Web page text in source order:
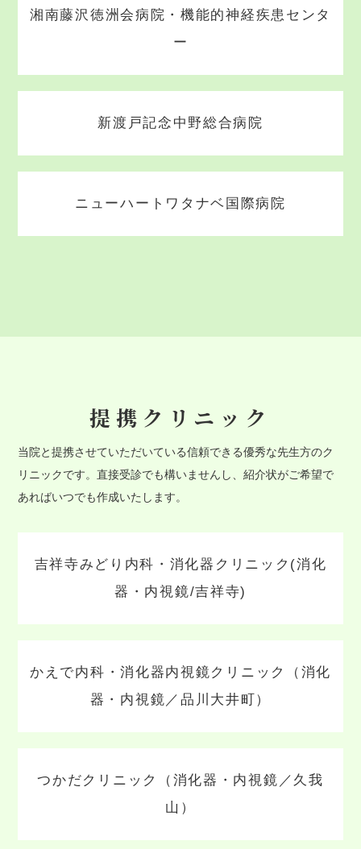
湘南藤沢徳洲会病院・機能的神経疾患センタ
ー
新渡戸記念中野総合病院
ニューハートワタナベ国際病院
提携クリニック
当院と提携させていただいている信頼できる優秀な先生方のク
リニックです。直接受診でも構いませんし、紹介状がご希望で
あればいつでも作成いたします。
吉祥寺みどり内科・消化器クリニック(消化
器・内視鏡/吉祥寺)
かえで内科・消化器内視鏡クリニック（消化
器・内視鏡／品川大井町）
つかだクリニック（消化器・内視鏡／久我
山）